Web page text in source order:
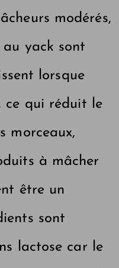
modérés,
yack sont
lorsque
ce qui réduit le
morceaux,
à mâcher
être un
sont
lactose car le